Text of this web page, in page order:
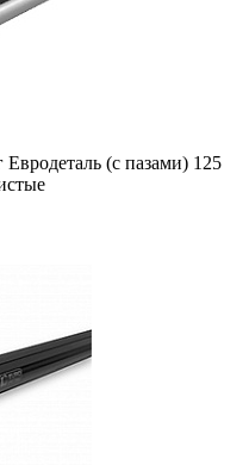
(с пазами) 125